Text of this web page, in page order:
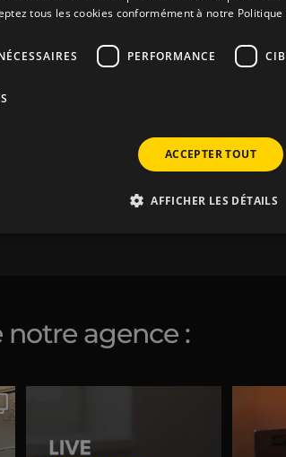
Génerateur de brouillard
des alcools Reporting &
ont choisi !
notre agence :
tous les cookies conformément à notre
PERFORMANCE
ACCEPTER TOUT
AFFICHER LES DÉTAILS